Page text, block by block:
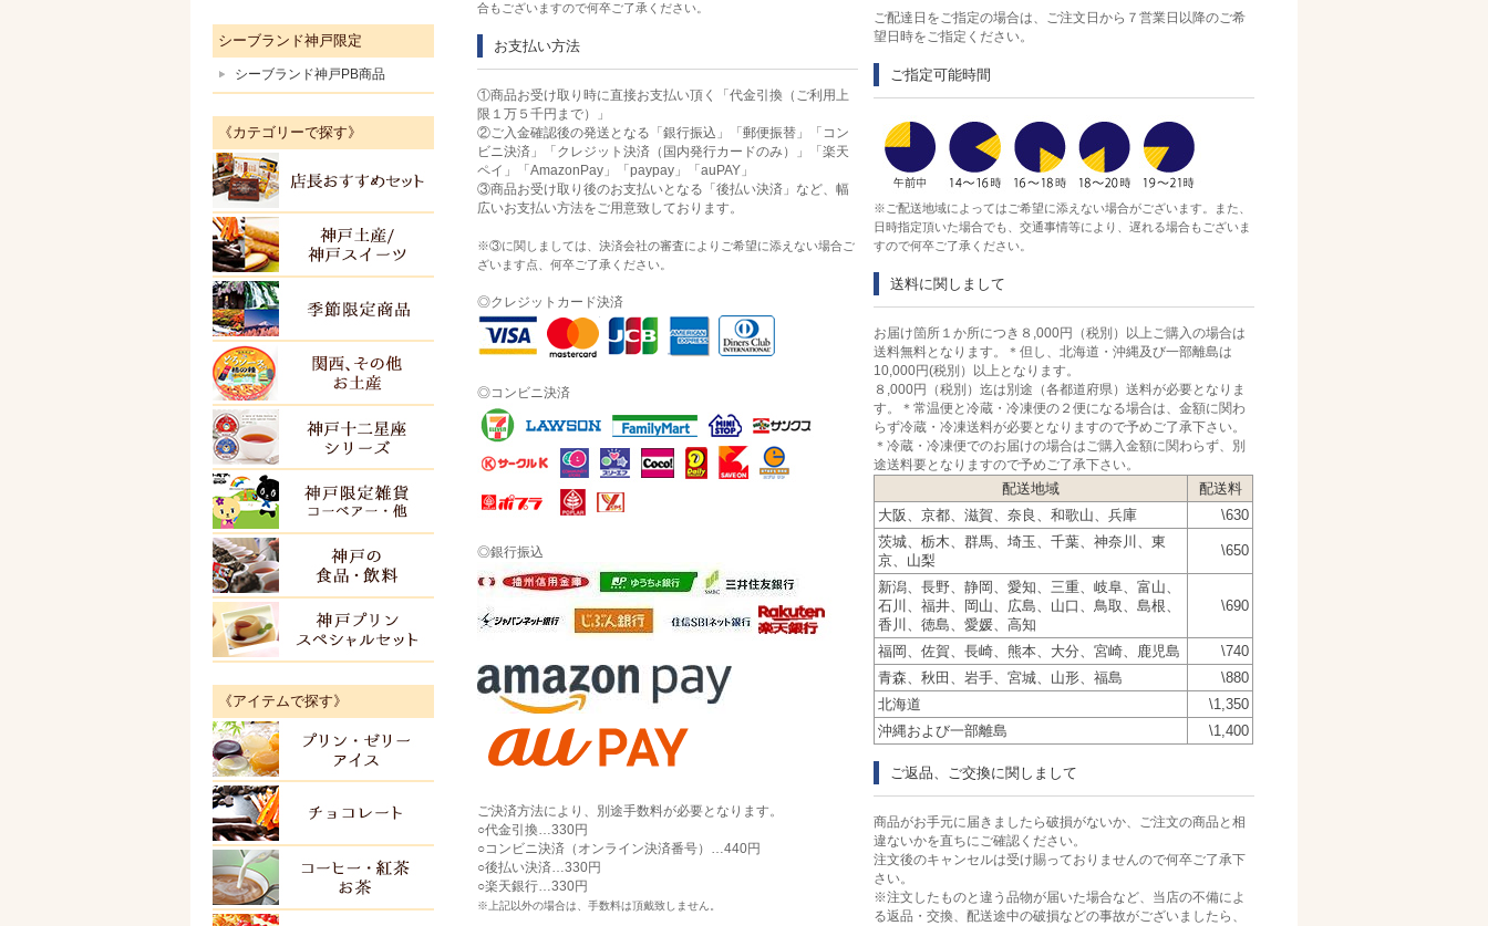
合もございますので何卒ご了承ください。
お支払い方法
①商品お受け取り時に直接お支払い頂く「代金引換（ご利用上
限１万５千円まで）」
②ご入金確認後の発送となる「銀行振込」「郵便振替」「コン
ビニ決済」「クレジット決済（国内発行カードのみ）」「楽天
ペイ」「AmazonPay」「paypay」「auPAY」
③商品お受け取り後のお支払いとなる「後払い決済」など、幅
広いお支払い方法をご用意致しております。
※③に関しましては、決済会社の審査によりご希望に添えない場合ご
ざいます点、何卒ご了承ください。
◎クレジットカード決済
◎コンビニ決済
◎銀行振込
ご決済方法により、別途手数料が必要となります。
○代金引換…330円
○コンビニ決済（オンライン決済番号）…440円
○後払い決済…330円
○楽天銀行…330円
※上記以外の場合は、手数料は頂戴致しません。
ご配達日をご指定の場合は、ご注文日から７営業日以降のご希
望日時をご指定ください。
ご指定可能時間
※ご配送地域によってはご希望に添えない場合がございます。また、
日時指定頂いた場合でも、交通事情等により、遅れる場合もございま
すので何卒ご了承ください。
送料に関しまして
お届け箇所１か所につき８,000円（税別）以上ご購入の場合は
送料無料となります。＊但し、北海道・沖縄及び一部離島は
10,000円(税別）以上となります。
８,000円（税別）迄は別途（各都道府県）送料が必要となりま
す。＊常温便と冷蔵・冷凍便の２便になる場合は、金額に関わ
らず冷蔵・冷凍送料が必要となりますので予めご了承下さい。
＊冷蔵・冷凍便でのお届けの場合はご購入金額に関わらず、別
途送料要となりますので予めご了承下さい。
配送地域
配送料
大阪、京都、滋賀、奈良、和歌山、兵庫
\630
茨城、栃木、群馬、埼玉、千葉、神奈川、東
京、山梨
\650
新潟、長野、静岡、愛知、三重、岐阜、富山、
石川、福井、岡山、広島、山口、鳥取、島根、
香川、徳島、愛媛、高知
\690
福岡、佐賀、長崎、熊本、大分、宮崎、鹿児島
\740
青森、秋田、岩手、宮城、山形、福島
\880
北海道
\1,350
沖縄および一部離島
\1,400
ご返品、ご交換に関しまして
商品がお手元に届きましたら破損がないか、ご注文の商品と相
違ないかを直ちにご確認ください。
注文後のキャンセルは受け賜っておりませんので何卒ご了承下
さい。
※注文したものと違う品物が届いた場合など、当店の不備によ
る返品・交換、配送途中の破損などの事故がございましたら、
シーブランド神戸限定
シーブランド神戸PB商品
《カテゴリーで探す》
店長おすすめセット
神戸土産・神戸スイーツ
季節限定商品
ＫＯＢＥ十二星座シリーズ
神戸限定雑貨
神戸プリンスペシャルセット
《アイテムで探す》
プリン・ゼリー・アイス
チョコレート
紅茶・コーヒー・お茶